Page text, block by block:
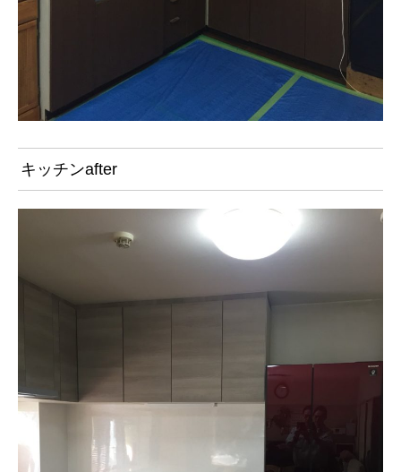
キッチンafter